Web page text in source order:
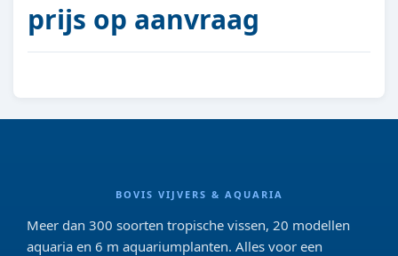
prijs op aanvraag
BOVIS VIJVERS & AQUARIA
Meer dan 300 soorten tropische vissen, 20 modellen
aquaria en 6 m aquariumplanten. Alles voor een